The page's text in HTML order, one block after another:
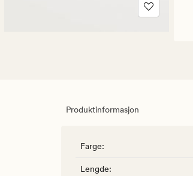
Produktinformasjon
Farge:
Lengde: